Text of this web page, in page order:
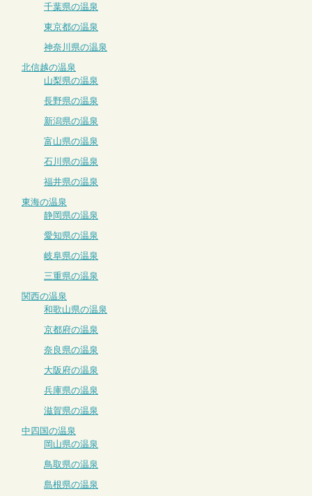
千葉県の温泉
東京都の温泉
神奈川県の温泉
北信越の温泉
山梨県の温泉
長野県の温泉
新潟県の温泉
富山県の温泉
石川県の温泉
福井県の温泉
東海の温泉
静岡県の温泉
愛知県の温泉
岐阜県の温泉
三重県の温泉
関西の温泉
和歌山県の温泉
京都府の温泉
奈良県の温泉
大阪府の温泉
兵庫県の温泉
滋賀県の温泉
中四国の温泉
岡山県の温泉
鳥取県の温泉
島根県の温泉